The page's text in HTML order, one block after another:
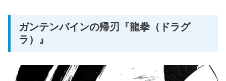
ガンテンバインの帰刃『龍拳（ドラグ
ラ）』